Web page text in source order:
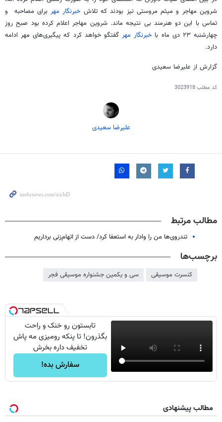
شروین مهاجر و میثم مروستی نیز بودند که تلاش خبرنگار مهربرای مصاحبه و
تماس با این دو هنرمند بی نتیجه ماند. شروین مهاجر اعلام کرده بود صبح روز
چهارشنبه ۲۳ دی ماه با
خبرنگار مهرگفتگو خواهد کرد که پیگیری‌های مهر ادامه
دارد.
گزارش از علیرضا سعیدی
کد مطلب3023918
علیرضا سعیدی
مطالب مرتبط
تندروی‌ها من را وادار به استعفا کرد/ دست از اتهام‌زنی برداریم
برچسب‌ها
کنسرت موسیقی سی و یکمین جشنواره موسیقی فجر
تابستون رو خنک و راحت
بگذرون! تا پنکه رومیزی مه پاش
تخفیف داره بخرش
سفارش بده!
مطالب پیشنهادی